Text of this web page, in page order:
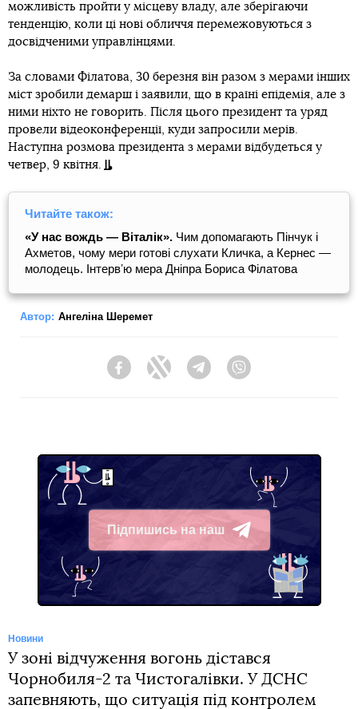
можливість пройти у місцеву владу, але зберігаючи
тенденцію, коли ці нові обличчя перемежовуються з
досвідченими управлінцями.
За словами Філатова, 30 березня він разом з мерами інших
міст зробили демарш і заявили, що в країні епідемія, але з
ними ніхто не говорить. Після цього президент та уряд
провели відеоконференції, куди запросили мерів.
Наступна розмова президента з мерами відбудеться у
четвер, 9 квітня.
Читайте також:
«У нас вождь — Віталік». Чим допомагають Пінчук і
Ахметов, чому мери готові слухати Кличка, а Кернес —
молодець. Інтервʼю мера Дніпра Бориса Філатова
Автор: Ангеліна Шеремет
FacebookTwitter Telegram
Підпишись на наш
Telegram
Новини
У зоні відчуження вогонь дістався
Чорнобиля-2 та Чистогалівки. У ДСНС
запевняють, що ситуація під контролем